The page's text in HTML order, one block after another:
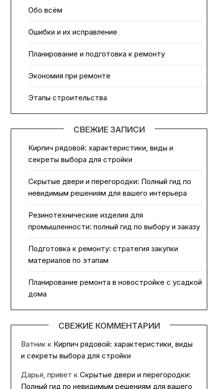
Обо всём
Ошибки и их исправление
Планирование и подготовка к ремонту
Экономия при ремонте
Этапы строительства
СВЕЖИЕ ЗАПИСИ
Кирпич рядовой: характеристики, виды и
секреты выбора для стройки
Скрытые двери и перегородки: Полный гид по
невидимым решениям для вашего интерьера
Резинотехнические изделия для
промышленности: полный гид по выбору и заказу
Подготовка к ремонту: стратегия закупки
материалов по этапам
Планирование ремонта в новостройке с усадкой
дома
СВЕЖИЕ КОММЕНТАРИИ
Ватник к Кирпич рядовой: характеристики, виды
и секреты выбора для стройки
Дарья, привет кСкрытые двери и перегородки:
Полный гид по невидимым решениям для вашего